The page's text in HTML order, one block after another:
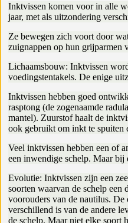
Inktvissen komen voor in alle
jaar, met als uitzondering
Ze bewegen zich voort door
zuignappen op hun grijparmen
Lichaamsbouw: Inktvissen
voedingstentakels. De enige
Inktvissen hebben goed
rasptong (de zogenaamde
mantel). Zuurstof haalt de
ook gebruikt om inkt te spuiten
Veel inktvissen hebben een of
een inwendige schelp. Maar bij
Evolutie: Inktvissen zijn een
soorten waarvan de schelp
voorouders van de nautilus.
verschillend is van de andere
de schelp. Maar niet elke soort